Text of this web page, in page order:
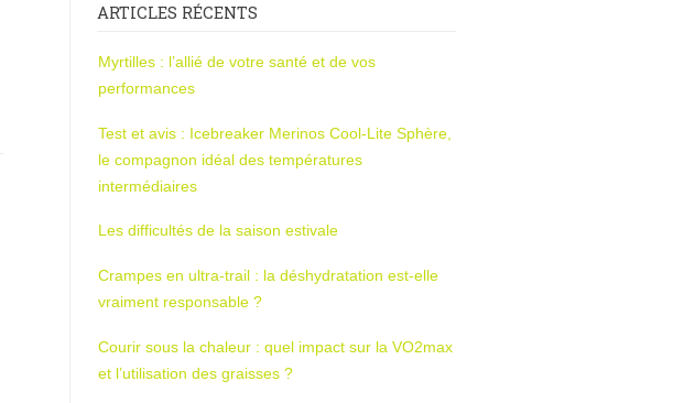
ARTICLES RÉCENTS
Myrtilles : l’allié de votre santé et de vos
performances
Test et avis : Icebreaker Merinos Cool-Lite Sphère,
le compagnon idéal des températures
intermédiaires
Les difficultés de la saison estivale
Crampes en ultra-trail : la déshydratation est-elle
vraiment responsable ?
Courir sous la chaleur : quel impact sur la VO2max
et l’utilisation des graisses ?